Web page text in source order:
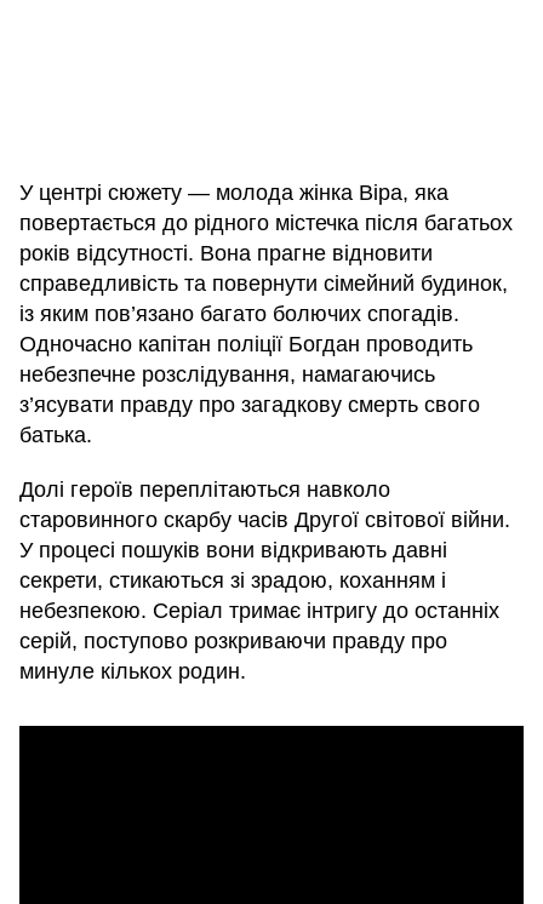
У центрі сюжету — молода жінка Віра, яка
повертається до рідного містечка після багатьох
років відсутності. Вона прагне відновити
справедливість та повернути сімейний будинок,
із яким пов’язано багато болючих спогадів.
Одночасно капітан поліції Богдан проводить
небезпечне розслідування, намагаючись
з’ясувати правду про загадкову смерть свого
батька.
Долі героїв переплітаються навколо
старовинного скарбу часів Другої світової війни.
У процесі пошуків вони відкривають давні
секрети, стикаються зі зрадою, коханням і
небезпекою. Серіал тримає інтригу до останніх
серій, поступово розкриваючи правду про
минуле кількох родин.